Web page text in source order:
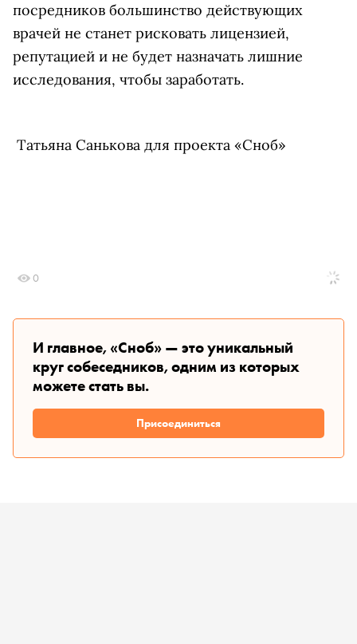
посредников большинство действующих
врачей не станет рисковать лицензией,
репутацией и не будет назначать лишние
исследования, чтобы заработать.
Татьяна Санькова для проекта «Сноб»
0
И главное, «Сноб» — это уникальный
круг собеседников, одним из которых
можете стать вы.
Присоединиться